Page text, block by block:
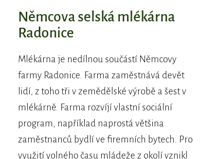
Němcova selská mlékárna
Radonice
Mlékárna je nedílnou součástí Němcovy
farmy Radonice. Farma zaměstnává devět
lidí, z toho tři v zemědělské výrobě a šest v
mlékárně. Farma rozvíjí vlastní sociální
program, například naprostá většina
zaměstnanců bydlí ve firemních bytech. Pro
využití volného času mládeže z okolí vznikl